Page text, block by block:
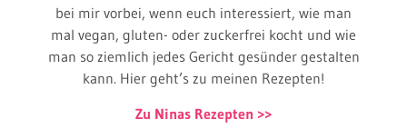
bei mir vorbei, wenn euch interessiert, wie man
mal vegan, gluten- oder zuckerfrei kocht und wie
man so ziemlich jedes Gericht gesünder gestalten
kann. Hier geht’s zu meinen Rezepten!
Zu Ninas Rezepten